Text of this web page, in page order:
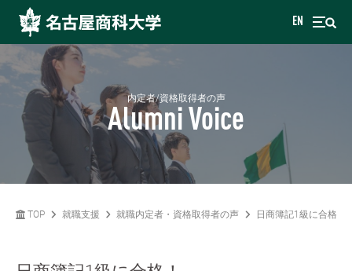
EN
内定者/資格取得者の声
Alumni Voice
TOP 就職支援 就職内定者・資格取得者の声 日商簿記1級に合格！